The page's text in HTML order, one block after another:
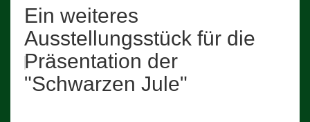
Ein weiteres
Ausstellungsstück für die
Präsentation der
"Schwarzen Jule"